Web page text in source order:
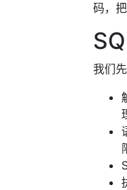
码，
我们